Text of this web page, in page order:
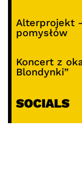
Alterprojekt
pomysłów
Koncert z
Blondynki”
SOCIALS